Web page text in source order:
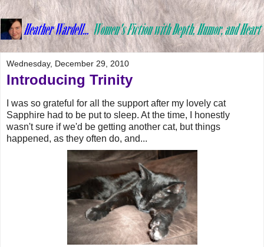
Wednesday, December 29, 2010
Introducing Trinity
I was so grateful for all the support after my lovely cat
Sapphire had to be put to sleep. At the time, I honestly
wasn't sure if we'd be getting another cat, but things
happened, as they often do, and...